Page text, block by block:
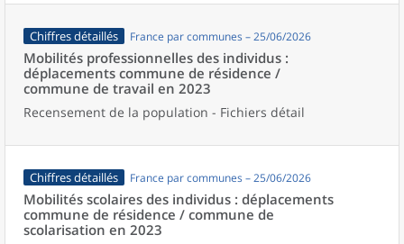
Chiffres détaillés France par communes – 25/06/2026
Mobilités professionnelles des individus :
déplacements commune de résidence /
commune de travail en 2023
Recensement de la population - Fichiers détail
Chiffres détaillés France par communes – 25/06/2026
Mobilités scolaires des individus : déplacements
commune de résidence / commune de
scolarisation en 2023